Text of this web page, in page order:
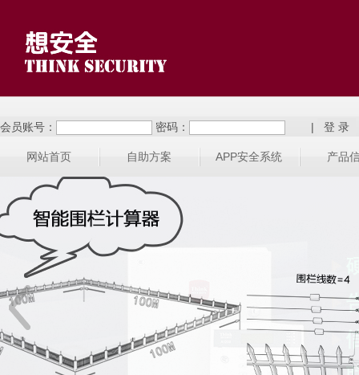
会员账号： 密码： |
网站首页 自助方案 APP安全系统 产品